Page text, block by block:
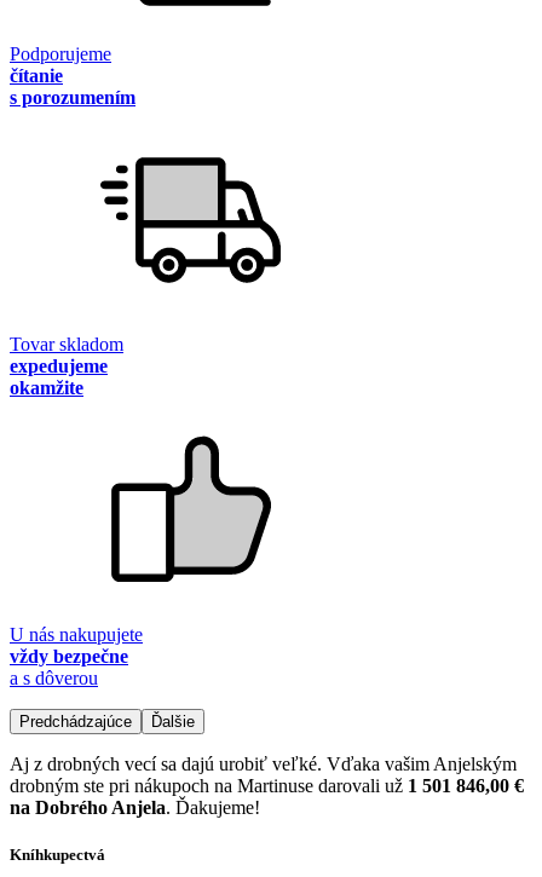
Podporujeme
čítanie
s porozumením
Tovar skladom
expedujeme
okamžite
U nás nakupujete
vždy bezpečne
a s dôverou
Predchádzajúce Ďalšie
Aj z drobných vecí sa dajú urobiť veľké. Vďaka vašim Anjelským
drobným ste pri nákupoch na Martinuse darovali už 1 501 846,00 €
na Dobrého Anjela. Ďakujeme!
Kníhkupectvá